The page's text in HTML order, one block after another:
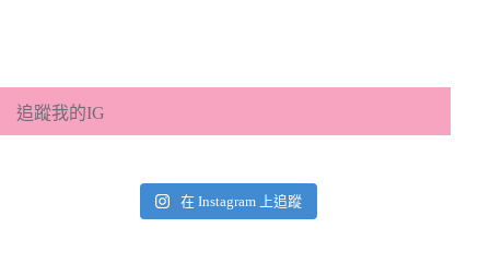
追蹤我的IG
在 Instagram 上追蹤